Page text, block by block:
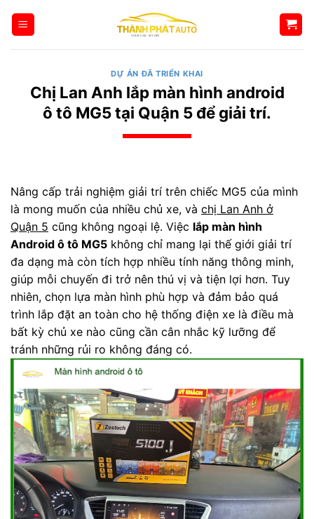
qua
DỰ ÁN ĐÃ TRIỂN KHAI
Chị Lan Anh lắp màn hình android
ô tô MG5 tại Quận 5 để giải trí.
Nâng cấp trải nghiệm giải trí trên chiếc MG5 của mình
là mong muốn của nhiều chủ xe, và chị Lan Anh ở
Quận 5 cũng không ngoại lệ. Việc lắp màn hình
Android ô tô MG5 không chỉ mang lại thế giới giải trí
đa dạng mà còn tích hợp nhiều tính năng thông minh,
giúp mỗi chuyến đi trở nên thú vị và tiện lợi hơn. Tuy
nhiên, chọn lựa màn hình phù hợp và đảm bảo quá
trình lắp đặt an toàn cho hệ thống điện xe là điều mà
bất kỳ chủ xe nào cũng cần cân nhắc kỹ lưỡng để
tránh những rủi ro không đáng có.